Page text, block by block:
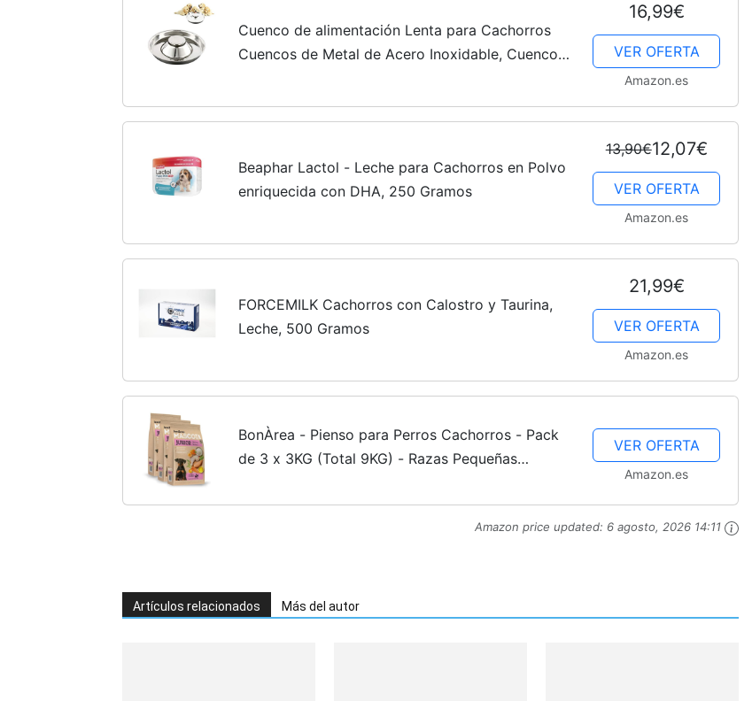
Fotos
de
Cuenco de alimentación Lenta para Cachorros
Cuencos de Metal de Acero Inoxidable, Cuenco
16,99€
VER OFERTA
Amazon.es
Beaphar Lactol - Leche para Cachorros en Polvo
enriquecida con DHA, 250 Gramos
13,90€12,07€
VER OFERTA
Amazon.es
FORCEMILK Cachorros con Calostro y Taurina,
Leche, 500 Gramos
21,99€
VER OFERTA
Amazon.es
BonÀrea - Pienso para Perros Cachorros - Pack
de 3 x 3KG (Total 9KG) - Razas Pequeñas
Adulto - Contiene Ingredientes...
VER OFERTA
Amazon.es
Amazon price updated: 6 agosto, 2026 14:11
Artículos relacionados Más del autor